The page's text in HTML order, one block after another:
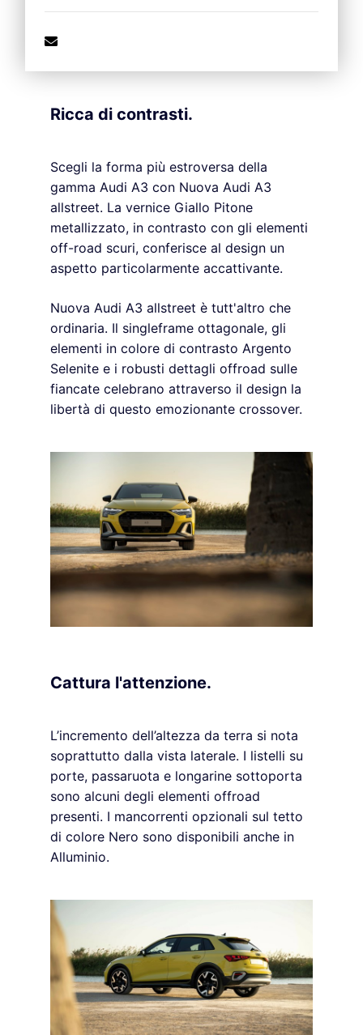
Ricca di contrasti.
Scegli la forma più estroversa della
gamma Audi A3 con Nuova Audi A3
allstreet. La vernice Giallo Pitone
metallizzato, in contrasto con gli elementi
off-road scuri, conferisce al design un
aspetto particolarmente accattivante.
Nuova Audi A3 allstreet è tutt'altro che
ordinaria. Il singleframe ottagonale, gli
elementi in colore di contrasto Argento
Selenite e i robusti dettagli offroad sulle
fiancate celebrano attraverso il design la
libertà di questo emozionante crossover.
Cattura l'attenzione.
L’incremento dell’altezza da terra si nota
soprattutto dalla vista laterale. I listelli su
porte, passaruota e longarine sottoporta
sono alcuni degli elementi offroad
presenti. I mancorrenti opzionali sul tetto
di colore Nero sono disponibili anche in
Alluminio.